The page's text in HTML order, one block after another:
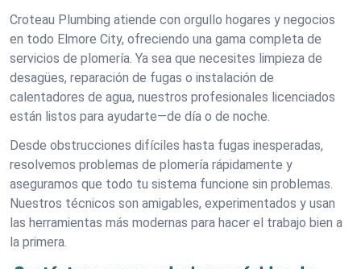
Croteau Plumbing atiende con orgullo hogares y negocios
en todo Elmore City, ofreciendo una gama completa de
servicios de plomería. Ya sea que necesites limpieza de
desagües, reparación de fugas o instalación de
calentadores de agua, nuestros profesionales licenciados
están listos para ayudarte—de día o de noche.
Desde obstrucciones difíciles hasta fugas inesperadas,
resolvemos problemas de plomería rápidamente y
aseguramos que todo tu sistema funcione sin problemas.
Nuestros técnicos son amigables, experimentados y usan
las herramientas más modernas para hacer el trabajo bien a
la primera.